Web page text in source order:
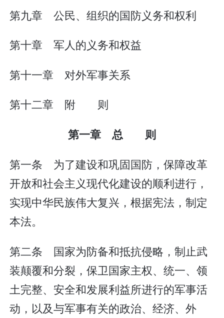
第九章 公民、组织的国防义务和权利
第十章 军人的义务和权益
第十一章 对外军事关系
第十二章 附 则
第一章 总 则
第一条 为了建设和巩固国防，保障改革
开放和社会主义现代化建设的顺利进行，
实现中华民族伟大复兴，根据宪法，制定
本法。
第二条 国家为防备和抵抗侵略，制止武
装颠覆和分裂，保卫国家主权、统一、领
土完整、安全和发展利益所进行的军事活
动，以及与军事有关的政治、经济、外